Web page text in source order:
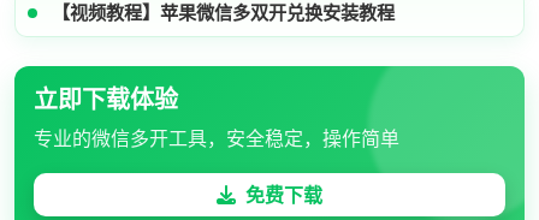
【视频教程】苹果微信多双开兑换安装教程
立即下载体验
专业的微信多开工具，安全稳定，操作简单
免费下载